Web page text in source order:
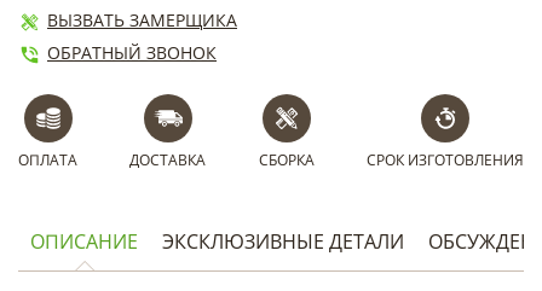
ВЫЗВАТЬ ЗАМЕРЩИКА
ОБРАТНЫЙ ЗВОНОК
ОПЛАТА ДОСТАВКА СБОРКА СРОК ИЗГОТОВЛЕНИЯ
ОПИСАНИЕ ЭКСКЛЮЗИВНЫЕ ДЕТАЛИ